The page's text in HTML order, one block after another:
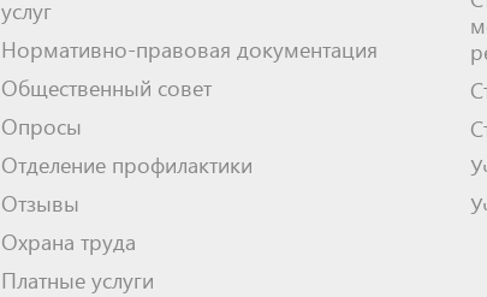
услуг
Нормативно-правовая документация
Общественный совет
Опросы
Отделение профилактики
Отзывы
Охрана труда
Платные услуги